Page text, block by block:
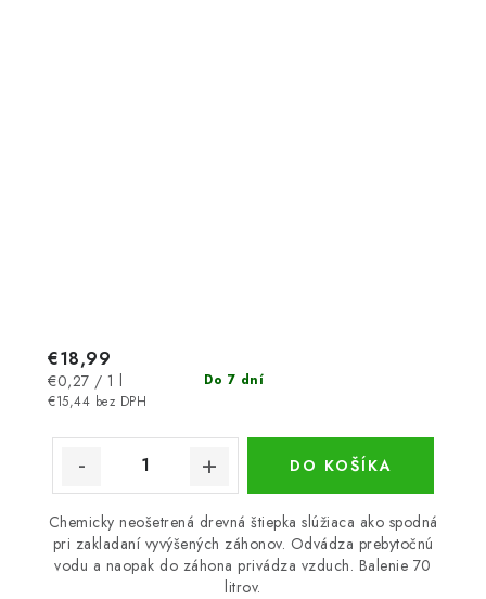
Do 7 dní
€15,44 bez DPH
€18,99
Jednotková
cena:
€0,27 / 1 l
DO KOŠÍKA
Chemicky neošetrená drevná štiepka slúžiaca ako spodná
pri zakladaní vyvýšených záhonov. Odvádza prebytočnú
vodu a naopak do záhona privádza vzduch. Balenie 70
litrov.